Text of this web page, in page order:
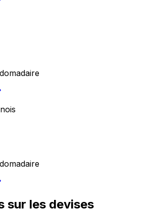
sur les devises